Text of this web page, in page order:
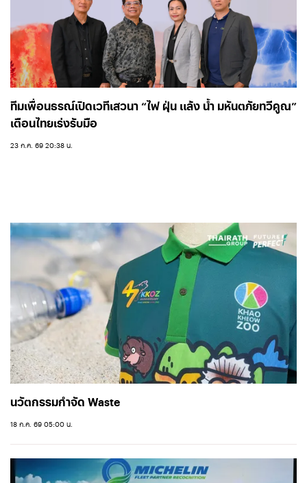
ทีมเพื่อนธรณ์เปิดเวทีเสวนา “ไฟ ฝุ่น แล้ง น้ำ มหันตภัยทวีคูณ”
เตือนไทยเร่งรับมือ
23 ก.ค. 69 20:38 น.
นวัตกรรมกำจัด Waste
18 ก.ค. 69 05:00 น.